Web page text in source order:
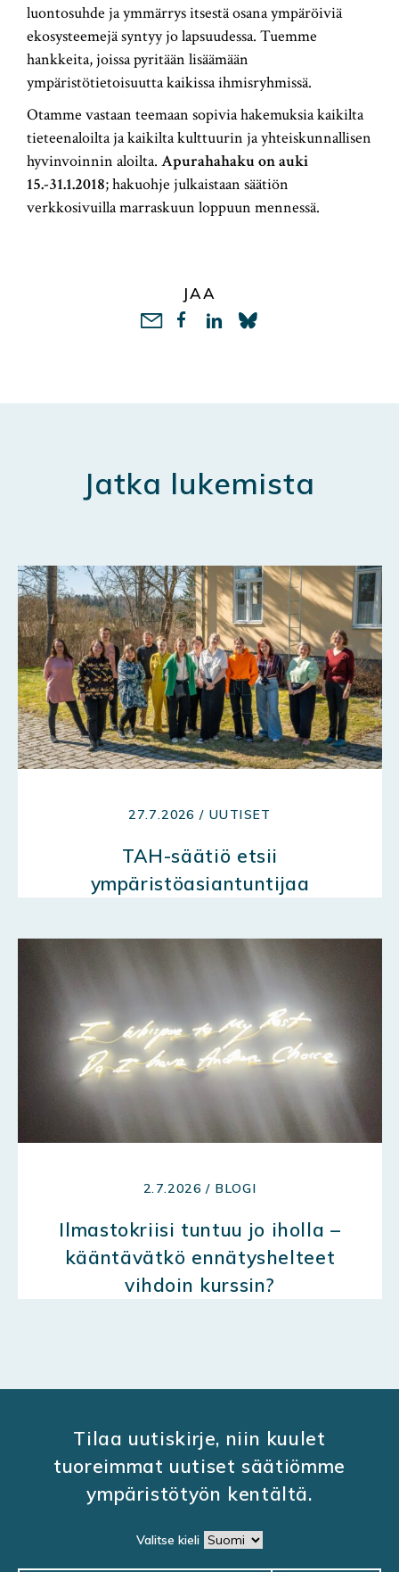
luontosuhde ja ymmärrys itsestä osana ympäröiviä
ekosysteemejä syntyy jo lapsuudessa. Tuemme
hankkeita, joissa pyritään lisäämään
ympäristötietoisuutta kaikissa ihmisryhmissä.
Otamme vastaan teemaan sopivia hakemuksia kaikilta
tieteenaloilta ja kaikilta kulttuurin ja yhteiskunnallisen
hyvinvoinnin aloilta. Apurahahaku on auki
15.-31.1.2018; hakuohje julkaistaan säätiön
verkkosivuilla marraskuun loppuun mennessä.
JAA
LinkedIn
Jatka lukemista
27.7.2026 / UUTISET
TAH-säätiö etsii
ympäristöasiantuntijaa
2.7.2026 / BLOGI
Ilmastokriisi tuntuu jo iholla –
kääntävätkö ennätyshelteet
vihdoin kurssin?
Tilaa uutiskirje, niin kuulet
tuoreimmat uutiset säätiömme
ympäristötyön kentältä.
Valitse kieli